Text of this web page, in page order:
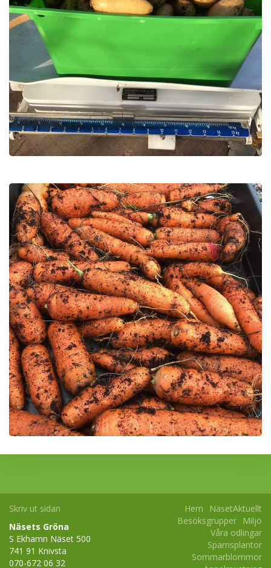
Skriv ut sidan
Näsets Gröna
S Ekhamn Näset 500
741 91 Knivsta
070-672 06 32
Hem
NäsetAktuellt
Besöksgrupper
Miljö
Våra odlingar
Sparrisplantor
Sommarblommor